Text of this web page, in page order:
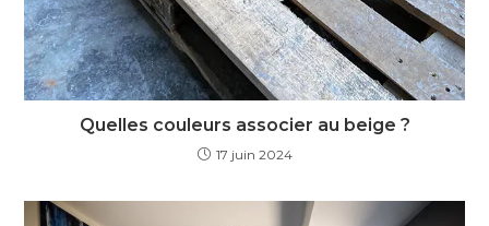
Quelles couleurs associer au beige ?
17 juin 2024